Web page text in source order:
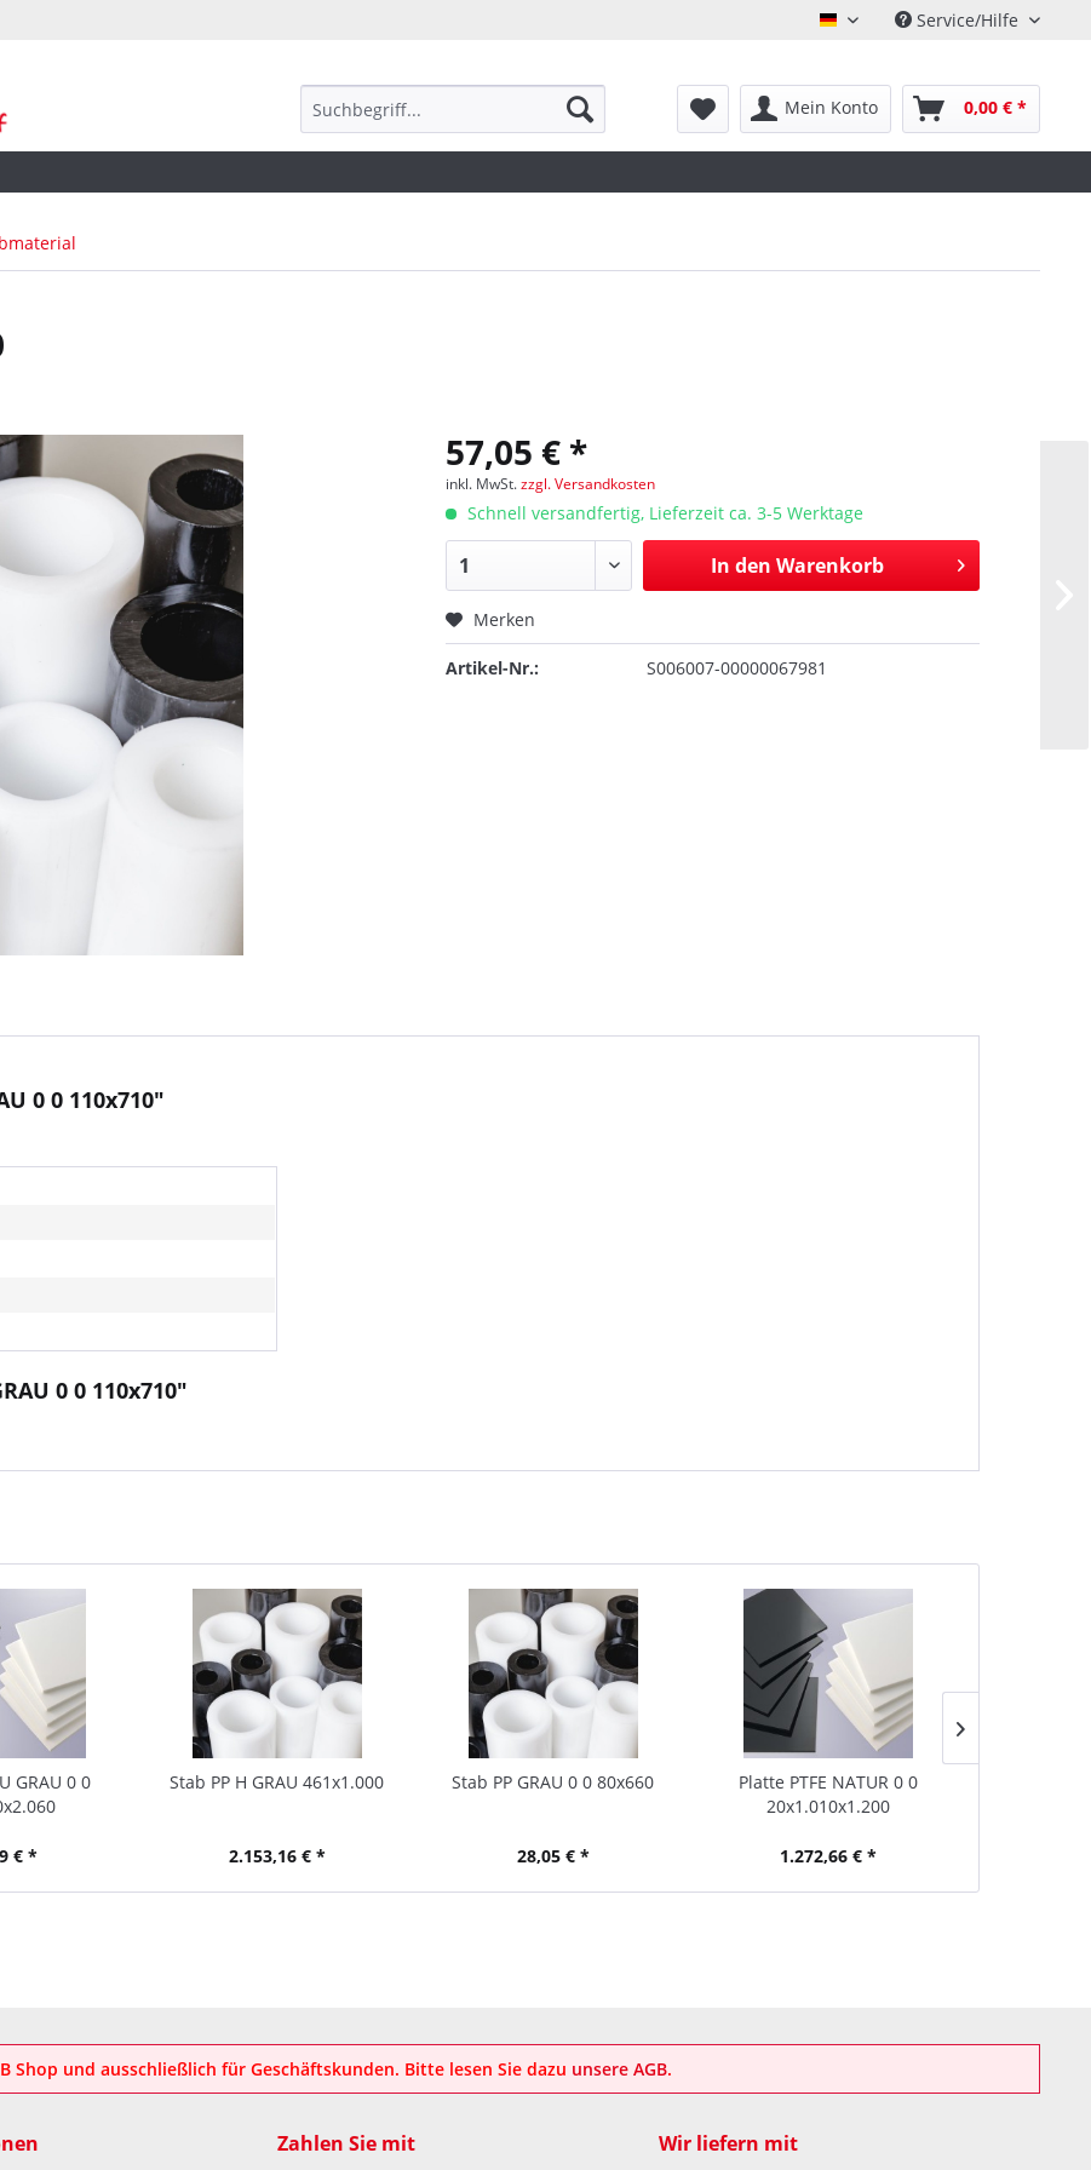
Deutsch Service/Hilfe
Mein Konto 0,00 € *
57,05 € *
inkl. MwSt.zzgl. Versandkosten
Schnell versandfertig, Lieferzeit ca. 3-5 Werktage
In den Warenkorb
Merken
Artikel-Nr.: S006007-00000067981
0 0 110x710"
0 0 110x710"
GRAU 0 0
€ *
Stab PP H GRAU 461x1.000
2.153,16 € *
Stab PP GRAU 0 0 80x660
28,05 € *
Platte PTFE NATUR 0 0
20x1.010x1.200
1.272,66 € *
Shop und ausschließlich für Geschäftskunden. Bitte lesen Sie dazu unsere AGB.
Zahlen Sie mit Wir liefern mit